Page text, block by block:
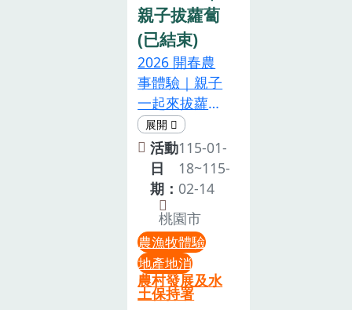
你的香甜爆米
香！»» 材料
費：$𝟭𝟬𝟬/份
(製作時間約
60分鐘)»» 體
驗場次：12：
00、13：00、
14：00、15：
00、16：00»»
網路預約：
https://reurl.cc/Xag6gj»»
現場報名：場
次開始前30分
鐘至活動服務
台繳費報名。
親子拔蘿蔔
(已結束)
2026 開春農
事體驗｜親子
一起來拔蘿
蔔！新的一
年，來點不一
樣的週末回憶
吧！適合全家
大小一起參加
的 拔蘿蔔＋手
作醃蘿蔔 活動
登場，有吃、
有做、又好
活動
日
期：
115-01-
18~115-
02-14
桃園市
農漁牧體驗
地產地消
農村發展及水
土保持署